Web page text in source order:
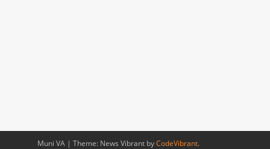
Muni VA | Theme: News Vibrant byCodeVibrant.